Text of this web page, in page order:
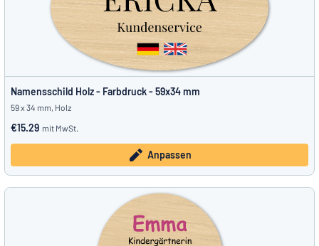
Namensschild Holz - Farbdruck - 59x34 mm
59 x 34 mm, Holz
€15.29 mit MwSt.
Anpassen